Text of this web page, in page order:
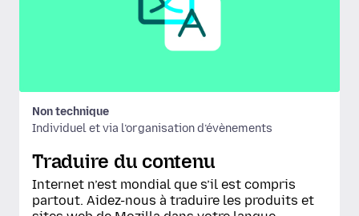
Non technique
Individuel et via l’organisation d’évènements
Traduire du contenu
Internet n’est mondial que s’il est compris
partout. Aidez-nous à traduire les produits et